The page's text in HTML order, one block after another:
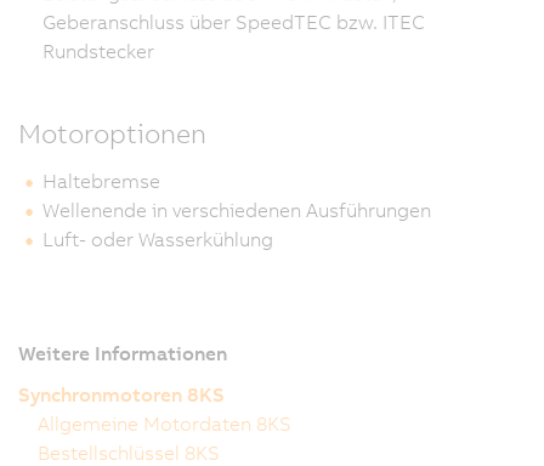
Geberanschluss über SpeedTEC bzw. ITEC
Rundstecker
Motoroptionen
Haltebremse
Wellenende in verschiedenen Ausführungen
Luft- oder Wasserkühlung
Weitere Informationen
Synchronmotoren 8KS
Allgemeine Motordaten 8KS
Bestellschlüssel 8KS